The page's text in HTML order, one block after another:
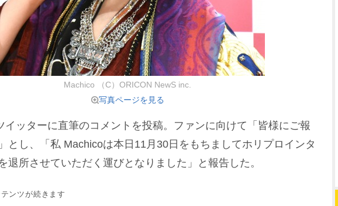
Machico （C）ORICON NewS inc.
写真ページを見る
ッターに直筆のコメントを投稿。ファンに向けて「皆様にご報
とし、「私 Machicoは本日11月30日をもちましてホリプロインタ
退所させていただく運びとなりました」と報告した。
ンツが続きます